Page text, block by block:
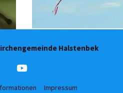
Halstenbek
Impressum